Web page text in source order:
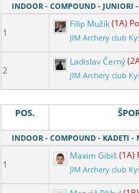
INDOOR - COMPOUND - JUNIORI
1
Filip Mužík(1A)
JIM Archery club
2
Ladislav Černý
JIM Archery club
POS.
INDOOR - COMPOUND - KADETI -
1
Maxim Gibiš (1A)
JIM Archery club